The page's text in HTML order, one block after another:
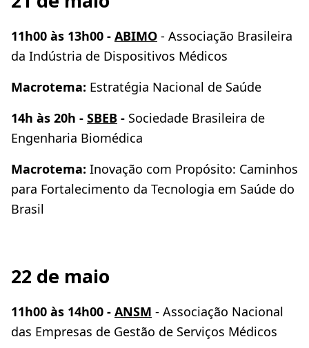
11h00 às 13h00 - ABIMO - Associação Brasileira
da Indústria de Dispositivos Médicos
Macrotema: Estratégia Nacional de Saúde
14h às 20h - SBEB - Sociedade Brasileira de
Engenharia Biomédica
Macrotema: Inovação com Propósito: Caminhos
para Fortalecimento da Tecnologia em Saúde do
Brasil
22 de maio
11h00 às 14h00 - ANSM - Associação Nacional
das Empresas de Gestão de Serviços Médicos